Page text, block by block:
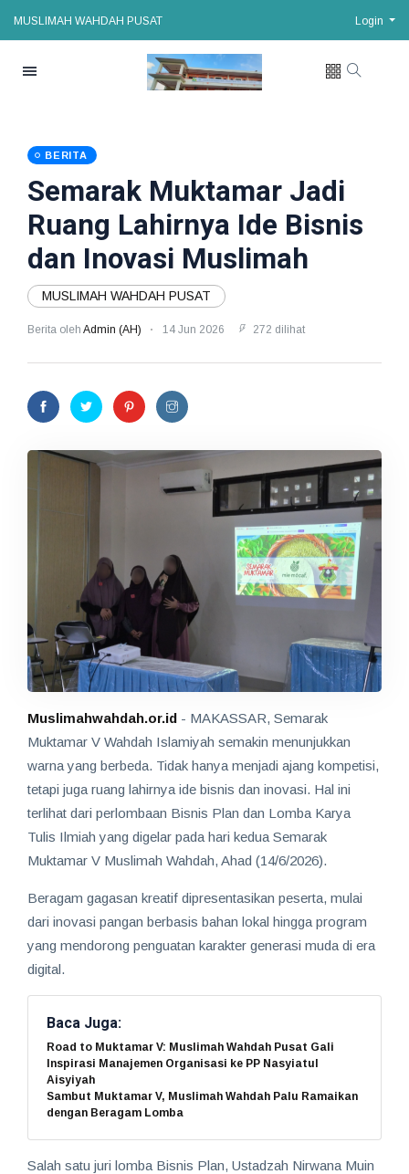
MUSLIMAH WAHDAH PUSAT Login
BERITA
Semarak Muktamar Jadi
Ruang Lahirnya Ide Bisnis
dan Inovasi Muslimah
MUSLIMAH WAHDAH PUSAT
Berita oleh Admin (AH) 14 Jun 2026 272 dilihat
Muslimahwahdah.or.id - MAKASSAR, Semarak
Muktamar V Wahdah Islamiyah semakin menunjukkan
warna yang berbeda. Tidak hanya menjadi ajang kompetisi,
tetapi juga ruang lahirnya ide bisnis dan inovasi. Hal ini
terlihat dari perlombaan Bisnis Plan dan Lomba Karya
Tulis Ilmiah yang digelar pada hari kedua Semarak
Muktamar V Muslimah Wahdah, Ahad (14/6/2026).
Beragam gagasan kreatif dipresentasikan peserta, mulai
dari inovasi pangan berbasis bahan lokal hingga program
yang mendorong penguatan karakter generasi muda di era
digital.
Baca Juga:
Road to Muktamar V: Muslimah Wahdah Pusat Gali
Inspirasi Manajemen Organisasi ke PP Nasyiatul
Aisyiyah
Sambut Muktamar V, Muslimah Wahdah Palu Ramaikan
dengan Beragam Lomba
Salah satu juri lomba Bisnis Plan, Ustadzah Nirwana Muin